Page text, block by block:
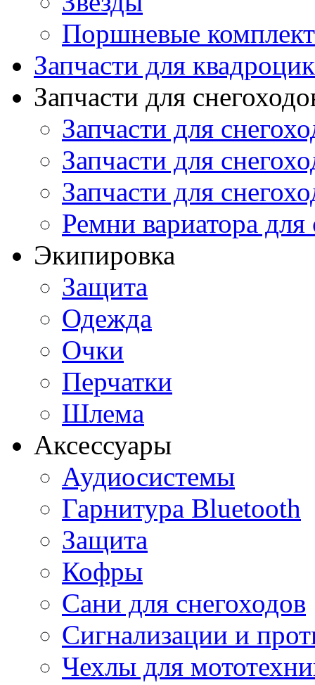
Поршневые
Запчасти для
Запчасти для
Запчасти для
Запчасти для
Запчасти для
Ремни вариатора для
Экипировка
Защита
Одежда
Очки
Перчатки
Шлема
Аксессуары
Аудиосистемы
Гарнитура Bluetooth
Защита
Кофры
Сани для снегоходов
Сигнализации и
Чехлы для